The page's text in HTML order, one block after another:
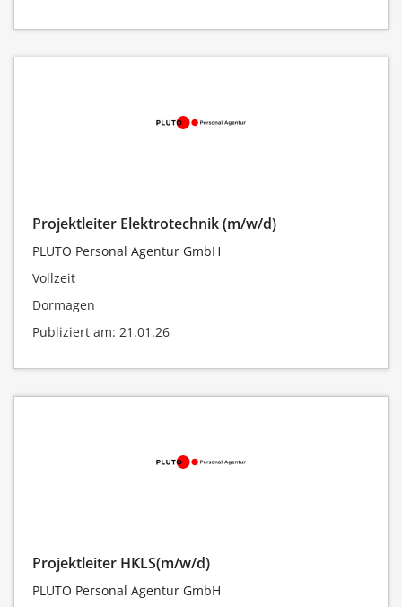
Projektleiter Elektrotechnik (m/w/d)
PLUTO Personal Agentur GmbH
Vollzeit
Dormagen
Publiziert am: 21.01.26
Projektleiter HKLS(m/w/d)
PLUTO Personal Agentur GmbH